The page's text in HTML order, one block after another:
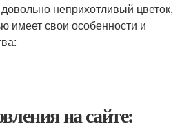
неприхотливый цветок,
имеет свои особенности и
на сайте: